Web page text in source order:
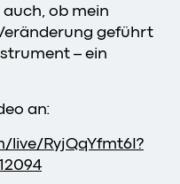
ob mein
geführt
– ein
an:
RyjQqYfmt6I?